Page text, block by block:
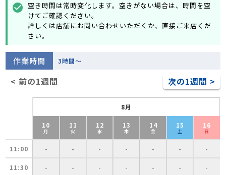
check_circle 空き時間は常時変化します。空きがない場合は、時間を空
けてご確認ください。
詳しくは店舗にお問い合わせいただくか、直接ご来店くだ
さい。
作業時間 3時間～
< 前の1週間 次の1週間 >
8月
10
月
11
火
12
水
13
木
14
金
15
土
16
日
11:00 - - - - - - -
11:30 - - - - - - -